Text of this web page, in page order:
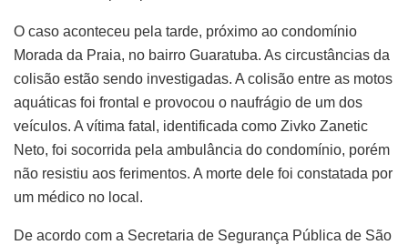
O caso aconteceu pela tarde, próximo ao condomínio
Morada da Praia, no bairro Guaratuba. As circustâncias da
colisão estão sendo investigadas. A colisão entre as motos
aquáticas foi frontal e provocou o naufrágio de um dos
veículos. A vítima fatal, identificada como Zivko Zanetic
Neto, foi socorrida pela ambulância do condomínio, porém
não resistiu aos ferimentos. A morte dele foi constatada por
um médico no local.
De acordo com a Secretaria de Segurança Pública de São